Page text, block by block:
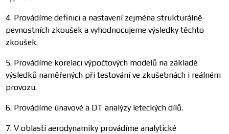
4. Provádíme definici a nastavení zejména strukturálně
pevnostních zkoušek a vyhodnocujeme výsledky těchto
zkoušek.
5. Provádíme korelaci výpočtových modelů na základě
výsledků naměřených při testování ve zkušebnách i reálném
provozu.
6. Provádíme únavové a DT analýzy leteckých dílů.
7. V oblasti aerodynamiky provádíme analytické